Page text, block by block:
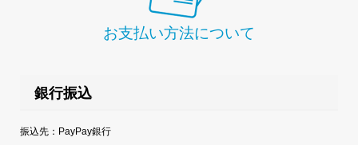
お支払い方法について
銀行振込
振込先：PayPay銀行